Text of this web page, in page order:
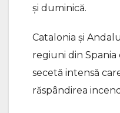
şi duminică.
Catalonia şi
regiuni din
secetă intensă
răspândirea